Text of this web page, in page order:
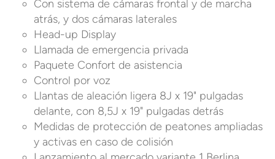
Con sistema de cámaras frontal y de marcha
atrás, y dos cámaras laterales
Head-up Display
Llamada de emergencia privada
Paquete Confort de asistencia
Control por voz
Llantas de aleación ligera 8J x 19" pulgadas
delante, con 8,5J x 19" pulgadas detrás
Medidas de protección de peatones ampliadas
y activas en caso de colisión